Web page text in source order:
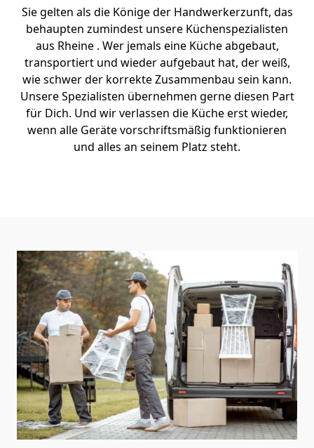
Sie gelten als die Könige der Handwerkerzunft, das
behaupten zumindest unsere Küchenspezialisten
aus Rheine . Wer jemals eine Küche abgebaut,
transportiert und wieder aufgebaut hat, der weiß,
wie schwer der korrekte Zusammenbau sein kann.
Unsere Spezialisten übernehmen gerne diesen Part
für Dich. Und wir verlassen die Küche erst wieder,
wenn alle Geräte vorschriftsmäßig funktionieren
und alles an seinem Platz steht.